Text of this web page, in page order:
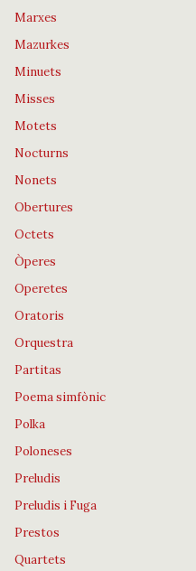
Marxes
Mazurkes
Minuets
Misses
Motets
Nocturns
Nonets
Obertures
Octets
Òperes
Operetes
Oratoris
Orquestra
Partitas
Poema simfònic
Polka
Poloneses
Preludis
Preludis i Fuga
Prestos
Quartets